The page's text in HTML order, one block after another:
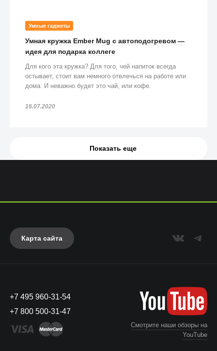
Умные гаджеты
Умная кружка Ember Mug с автоподогревом —
идея для подарка коллеге
Для кого эта кружка? Для того, чей напиток всегда
остывает, стоит вам немного отвлечься на работе или
дома. И неважно будет это чай, или кофе.
16.07.2020
Показать еще
Карта сайта
+7 495 960-31-54
+7 800 500-31-47
Смотрите наши обзоры на
YouTube